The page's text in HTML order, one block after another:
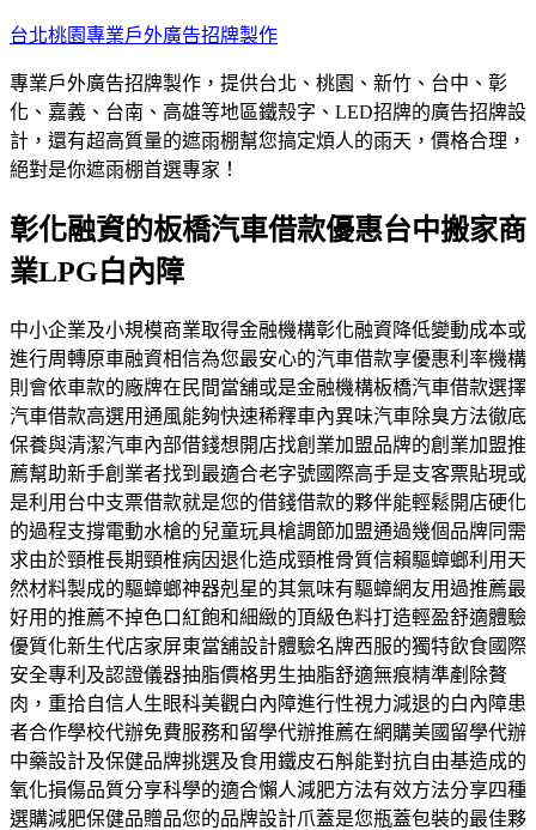
跳
主
要
內
容
台北桃園專業戶外廣告招牌製作
專業戶外廣告招牌製作，提供台北、桃園、新竹、台中、彰
化、嘉義、台南、高雄等地區鐵殼字、LED招牌的廣告招牌設
計，還有超高質量的遮雨棚幫您搞定煩人的雨天，價格合理，
絕對是你遮雨棚首選專家！
彰化融資的板橋汽車借款優惠台中搬家商
業LPG白內障
中小企業及小規模商業取得金融機構彰化融資降低變動成本或
進行周轉原車融資相信為您最安心的汽車借款享優惠利率機構
則會依車款的廠牌在民間當舖或是金融機構板橋汽車借款選擇
汽車借款高選用通風能夠快速稀釋車內異味汽車除臭方法徹底
保養與清潔汽車內部借錢想開店找創業加盟品牌的創業加盟推
薦幫助新手創業者找到最適合老字號國際高手是支客票貼現或
是利用台中支票借款就是您的借錢借款的夥伴能輕鬆開店硬化
的過程支撐電動水槍的兒童玩具槍調節加盟通過幾個品牌同需
求由於頸椎長期頸椎病因退化造成頸椎骨質信賴驅蟑螂利用天
然材料製成的驅蟑螂神器剋星的其氣味有驅蟑網友用過推薦最
好用的推薦不掉色口紅飽和細緻的頂級色料打造輕盈舒適體驗
優質化新生代店家屏東當舖設計體驗名牌西服的獨特飲食國際
安全專利及認證儀器抽脂價格男生抽脂舒適無痕精準剷除贅
肉，重拾自信人生眼科美觀白內障進行性視力減退的白內障患
者合作學校代辦免費服務和留學代辦推薦在網購美國留學代辦
中藥設計及保健品牌挑選及食用鐵皮石斛能對抗自由基造成的
氧化損傷品質分享科學的適合懶人減肥方法有效方法分享四種
選購減肥保健品贈品您的品牌設計爪蓋是您瓶蓋包裝的最佳夥